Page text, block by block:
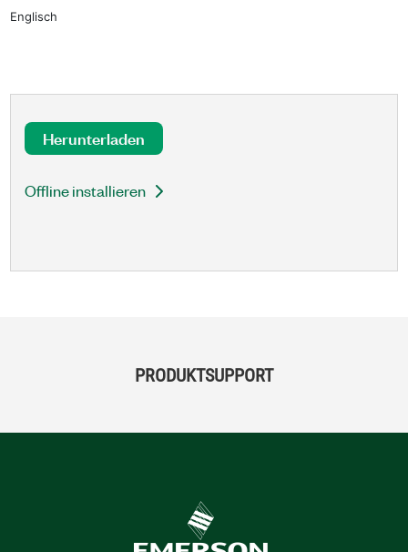
Englisch
Herunterladen
Offline installieren
PRODUKTSUPPORT